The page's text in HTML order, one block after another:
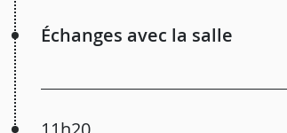
Échanges avec la salle